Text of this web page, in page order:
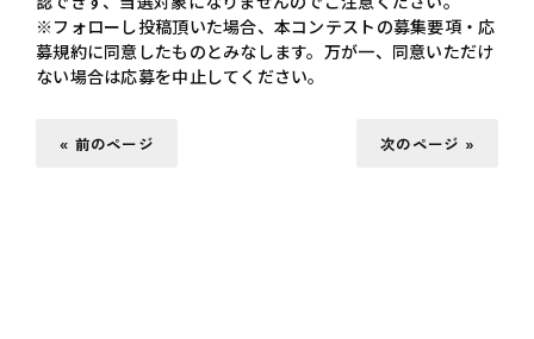
※フォローし投稿頂いた場合、本コンテストの募集要項・応
募規約に同意したものとみなします。万が一、同意いただけ
ない場合は応募を中止してください。
« 前のページ 次のページ »